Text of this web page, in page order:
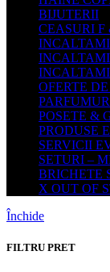
BIJUTERII
CEASURI F
OFERTE
POSETE &
PRODUSE
SERVICII
SETURI –
BRICHETE
X OUT OF
Închide
FILTRU PRET